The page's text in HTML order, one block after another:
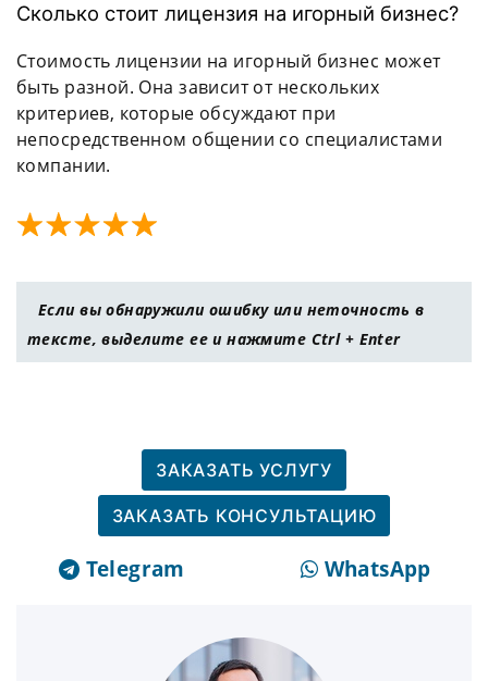
Сколько стоит лицензия на игорный бизнес?
Стоимость лицензии на игорный бизнес может
быть разной. Она зависит от нескольких
критериев, которые обсуждают при
непосредственном общении со специалистами
компании.
Если вы обнаружили ошибку или неточность в
тексте, выделите ее и нажмите Ctrl + Enter
ЗАКАЗАТЬ УСЛУГУ
ЗАКАЗАТЬ КОНСУЛЬТАЦИЮ
Telegram WhatsApp